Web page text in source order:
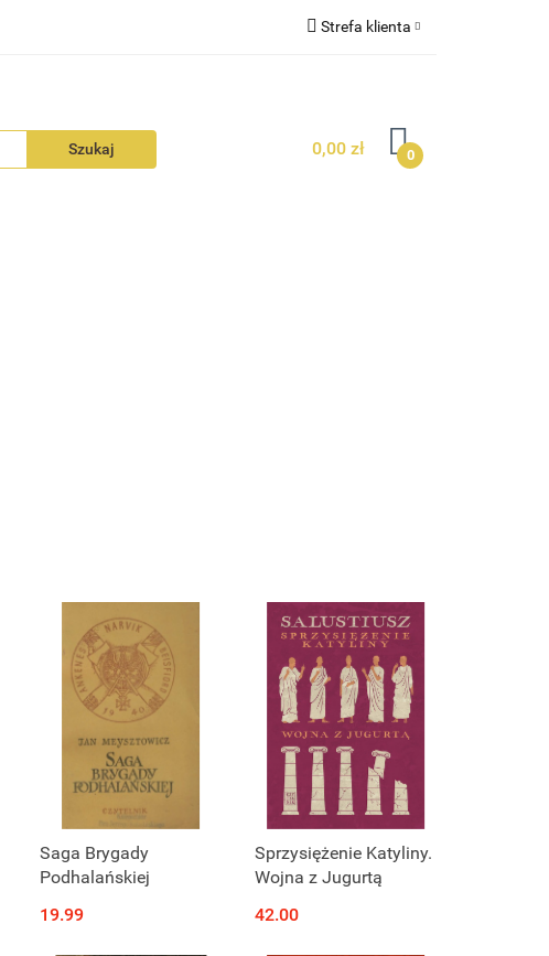
Strefa klienta
Dodaj zgłoszenie
0,00 zł 0
Saga Brygady
Podhalańskiej
19.99
Sprzysiężenie Katyliny.
Wojna z Jugurtą
42.00